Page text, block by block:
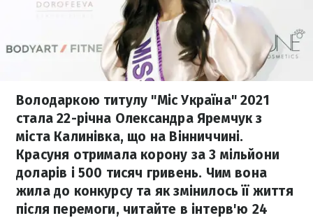
Володаркою титулу "Міс Україна" 2021
стала 22-річна Олександра Яремчук з
міста Калинівка, що на Вінниччині.
Красуня отримала корону за 3 мільйони
доларів і 500 тисяч гривень. Чим вона
жила до конкурсу та як змінилось її життя
після перемоги, читайте в інтерв'ю 24